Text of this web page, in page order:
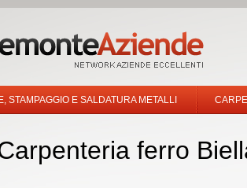
STAMPAGGIO E SALDATURA METALLI
ferro